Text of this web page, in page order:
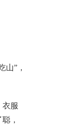
”，
服
，